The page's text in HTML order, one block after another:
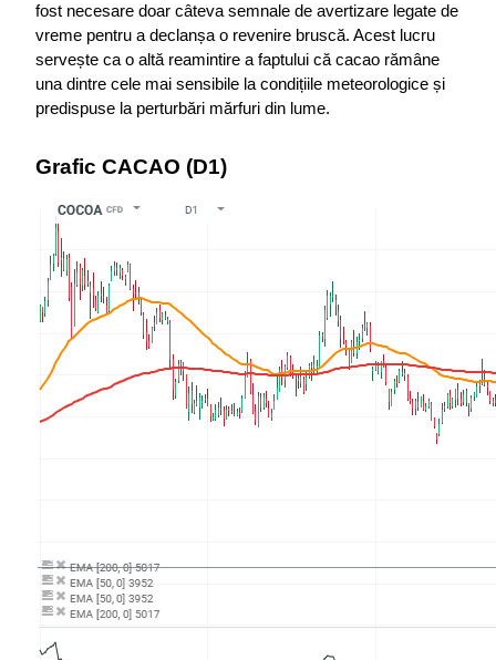
fost necesare doar câteva semnale de avertizare legate de
vreme pentru a declanșa o revenire bruscă. Acest lucru
servește ca o altă reamintire a faptului că cacao rămâne
una dintre cele mai sensibile la condițiile meteorologice și
predispuse la perturbări mărfuri din lume.
Grafic CACAO (D1)